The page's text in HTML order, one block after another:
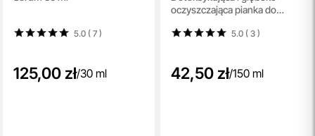
5.0 ( 7)
125,00 zł/30 ml
Foam
oczyszczająca pianka do
5.0 ( 3)
42,50 zł/150 ml